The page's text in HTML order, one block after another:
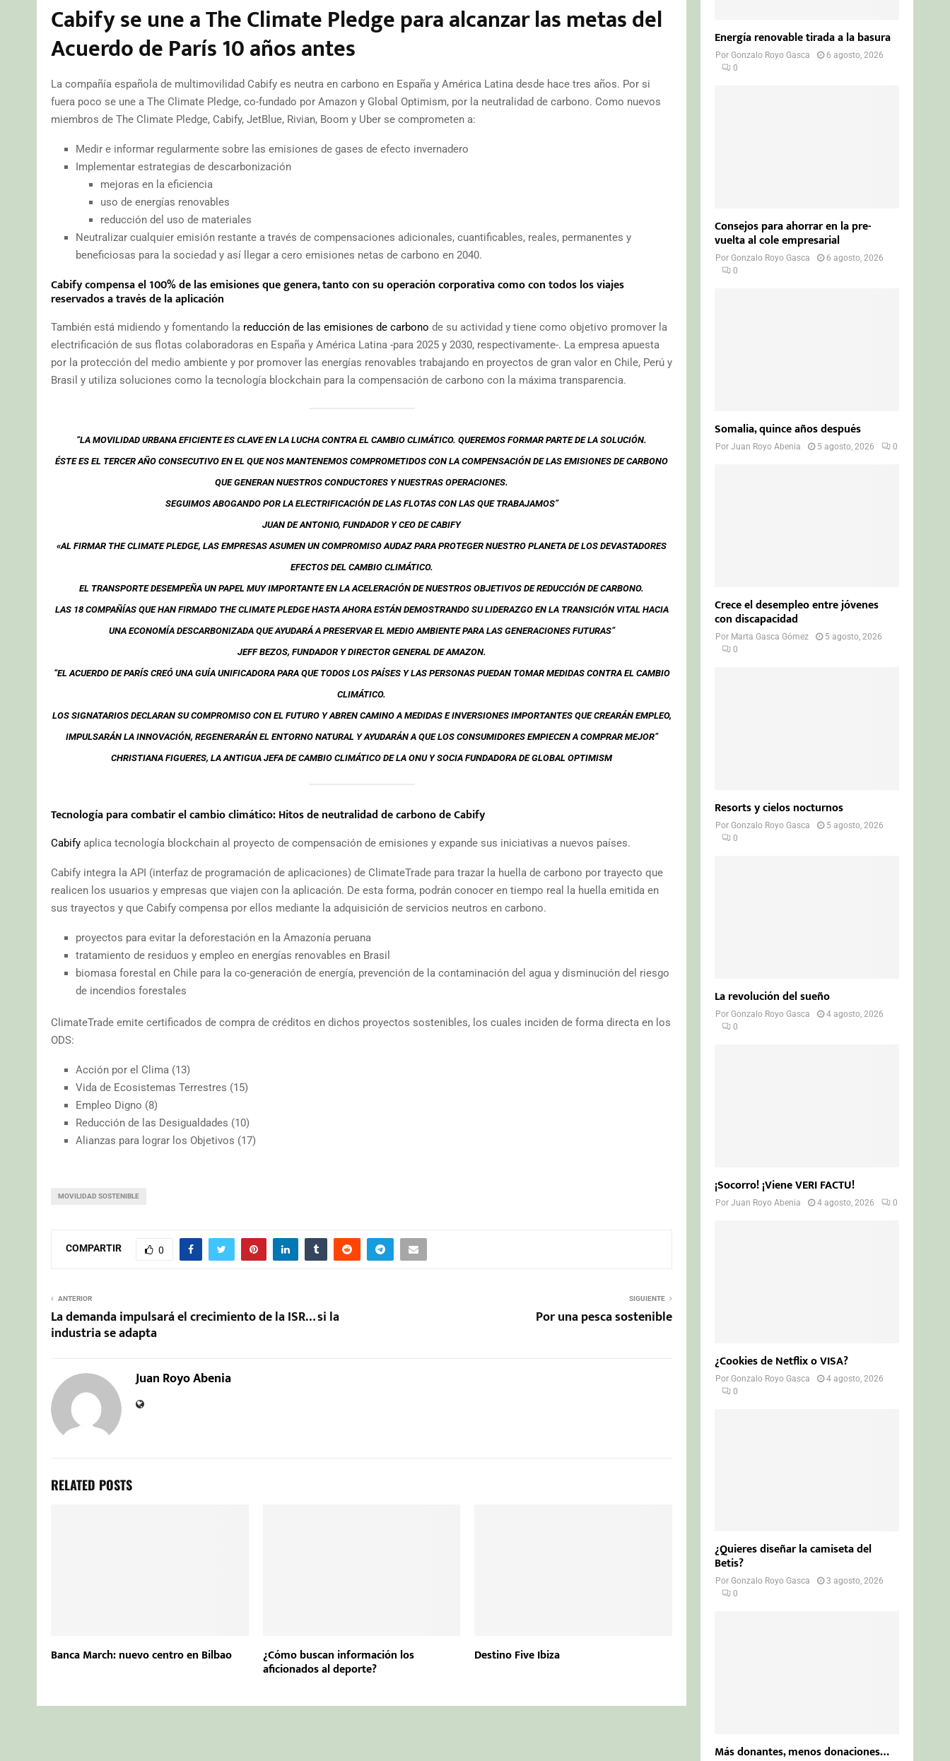
Cabify se une a The Climate Pledge para alcanzar las metas del
Acuerdo de París 10 años antes
La compañía española de multimovilidad Cabify es neutra en carbono en España y América Latina desde hace tres años. Por si
fuera poco se une a The Climate Pledge, co-fundado por Amazon y Global Optimism, por la neutralidad de carbono. Como nuevos
miembros de The Climate Pledge, Cabify, JetBlue, Rivian, Boom y Uber se comprometen a:
Medir e informar regularmente sobre las emisiones de gases de efecto invernadero
Implementar estrategias de descarbonización
mejoras en la eficiencia
uso de energías renovables
reducción del uso de materiales
Neutralizar cualquier emisión restante a través de compensaciones adicionales, cuantificables, reales, permanentes y
beneficiosas para la sociedad y así llegar a cero emisiones netas de carbono en 2040.
Cabify compensa el 100% de las emisiones que genera, tanto con su operación corporativa como con todos los viajes
reservados a través de la aplicación
También está midiendo y fomentando la reducción de las emisiones de carbono de su actividad y tiene como objetivo promover la
electrificación de sus flotas colaboradoras en España y América Latina -para 2025 y 2030, respectivamente-. La empresa apuesta
por la protección del medio ambiente y por promover las energías renovables trabajando en proyectos de gran valor en Chile, Perú y
Brasil y utiliza soluciones como la tecnología blockchain para la compensación de carbono con la máxima transparencia.
“LA MOVILIDAD URBANA EFICIENTE ES CLAVE EN LA LUCHA CONTRA EL CAMBIO CLIMÁTICO. QUEREMOS FORMAR PARTE DE LA SOLUCIÓN.
ÉSTE ES EL TERCER AÑO CONSECUTIVO EN EL QUE NOS MANTENEMOS COMPROMETIDOS CON LA COMPENSACIÓN DE LAS EMISIONES DE CARBONO
QUE GENERAN NUESTROS CONDUCTORES Y NUESTRAS OPERACIONES.
SEGUIMOS ABOGANDO POR LA ELECTRIFICACIÓN DE LAS FLOTAS CON LAS QUE TRABAJAMOS”
JUAN DE ANTONIO, FUNDADOR Y CEO DE CABIFY
«AL FIRMAR THE CLIMATE PLEDGE, LAS EMPRESAS ASUMEN UN COMPROMISO AUDAZ PARA PROTEGER NUESTRO PLANETA DE LOS DEVASTADORES
EFECTOS DEL CAMBIO CLIMÁTICO.
EL TRANSPORTE DESEMPEÑA UN PAPEL MUY IMPORTANTE EN LA ACELERACIÓN DE NUESTROS OBJETIVOS DE REDUCCIÓN DE CARBONO.
LAS 18 COMPAÑÍAS QUE HAN FIRMADO THE CLIMATE PLEDGE HASTA AHORA ESTÁN DEMOSTRANDO SU LIDERAZGO EN LA TRANSICIÓN VITAL HACIA
UNA ECONOMÍA DESCARBONIZADA QUE AYUDARÁ A PRESERVAR EL MEDIO AMBIENTE PARA LAS GENERACIONES FUTURAS”
JEFF BEZOS, FUNDADOR Y DIRECTOR GENERAL DE AMAZON.
“EL ACUERDO DE PARÍS CREÓ UNA GUÍA UNIFICADORA PARA QUE TODOS LOS PAÍSES Y LAS PERSONAS PUEDAN TOMAR MEDIDAS CONTRA EL CAMBIO
CLIMÁTICO.
LOS SIGNATARIOS DECLARAN SU COMPROMISO CON EL FUTURO Y ABREN CAMINO A MEDIDAS E INVERSIONES IMPORTANTES QUE CREARÁN EMPLEO,
IMPULSARÁN LA INNOVACIÓN, REGENERARÁN EL ENTORNO NATURAL Y AYUDARÁN A QUE LOS CONSUMIDORES EMPIECEN A COMPRAR MEJOR”
CHRISTIANA FIGUERES, LA ANTIGUA JEFA DE CAMBIO CLIMÁTICO DE LA ONU Y SOCIA FUNDADORA DE GLOBAL OPTIMISM
Tecnología para combatir el cambio climático: Hitos de neutralidad de carbono de Cabify
Cabify aplica tecnología blockchain al proyecto de compensación de emisiones y expande sus iniciativas a nuevos países.
Cabify integra la API (interfaz de programación de aplicaciones) de ClimateTrade para trazar la huella de carbono por trayecto que
realicen los usuarios y empresas que viajen con la aplicación. De esta forma, podrán conocer en tiempo real la huella emitida en
sus trayectos y que Cabify compensa por ellos mediante la adquisición de servicios neutros en carbono.
proyectos para evitar la deforestación en la Amazonía peruana
tratamiento de residuos y empleo en energías renovables en Brasil
biomasa forestal en Chile para la co-generación de energía, prevención de la contaminación del agua y disminución del riesgo
de incendios forestales
ClimateTrade emite certificados de compra de créditos en dichos proyectos sostenibles, los cuales inciden de forma directa en los
ODS:
Acción por el Clima (13)
Vida de Ecosistemas Terrestres (15)
Empleo Digno (8)
Reducción de las Desigualdades (10)
Alianzas para lograr los Objetivos (17)
MOVILIDAD SOSTENIBLE
COMPARTIR 0
ANTERIOR
La demanda impulsará el crecimiento de la ISR… si la
industria se adapta
SIGUIENTE
Por una pesca sostenible
Juan Royo Abenia
RELATED POSTS
Banca March: nuevo centro en Bilbao ¿Cómo buscan información los
aficionados al deporte?
Destino Five Ibiza
Energía renovable tirada a la basura
PorGonzalo Royo Gasca
6 agosto, 2026
0
Consejos para ahorrar en la pre-
vuelta al cole empresarial
PorGonzalo Royo Gasca
6 agosto, 2026
0
Somalia, quince años después
PorJuan Royo Abenia 5 agosto, 2026 0
Crece el desempleo entre jóvenes
con discapacidad
Por Marta Gasca Gómez
5 agosto, 2026
0
Resorts y cielos nocturnos
PorGonzalo Royo Gasca
5 agosto, 2026
0
La revolución del sueño
PorGonzalo Royo Gasca
4 agosto, 2026
0
¡Socorro! ¡Viene VERI FACTU!
PorJuan Royo Abenia 4 agosto, 2026 0
¿Cookies de Netflix o VISA?
PorGonzalo Royo Gasca
4 agosto, 2026
0
¿Quieres diseñar la camiseta del
Betis?
PorGonzalo Royo Gasca
3 agosto, 2026
0
Más donantes, menos donaciones…